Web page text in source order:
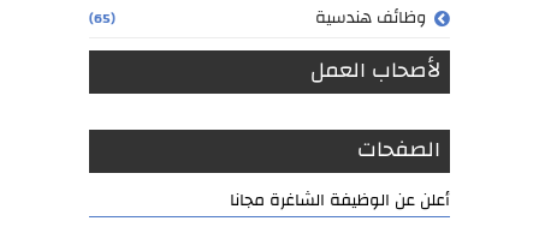
وظائف هندسية (65)
لأصحاب العمل
الصفحات
أعلن عن الوظيفة الشاغرة مجانا